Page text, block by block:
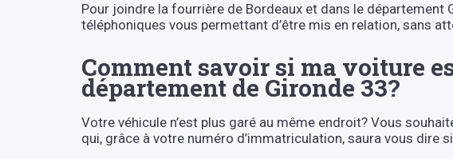
Pour joindre la fourrière de Bordeaux et dans le
téléphoniques vous permettant d’être mis en relation, sans
Comment savoir si ma voiture
département de Gironde 33?
Votre véhicule n’est plus garé au même endroit? Vous
qui, grâce à votre numéro d’immatriculation, saura vous dire